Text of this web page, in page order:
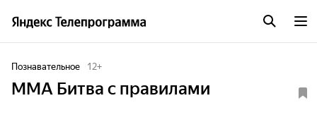
Познавательное 12+
ММА Битва с правилами